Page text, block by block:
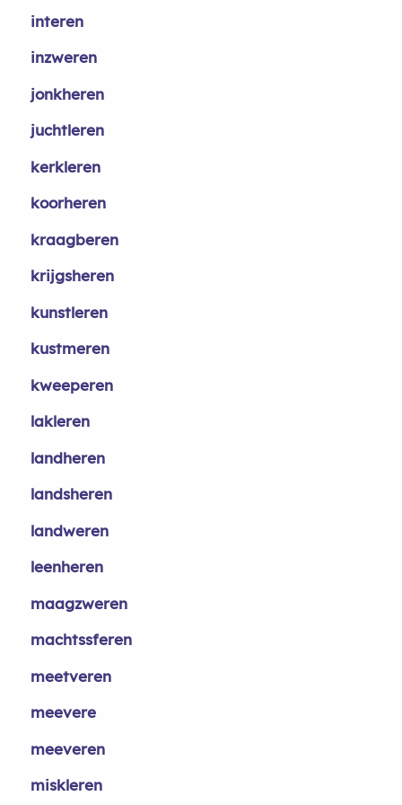
interen
inzweren
jonkheren
juchtleren
kerkleren
koorheren
kraagberen
krijgsheren
kunstleren
kustmeren
kweeperen
lakleren
landheren
landsheren
landweren
leenheren
maagzweren
machtssferen
meetveren
meevere
meeveren
miskleren